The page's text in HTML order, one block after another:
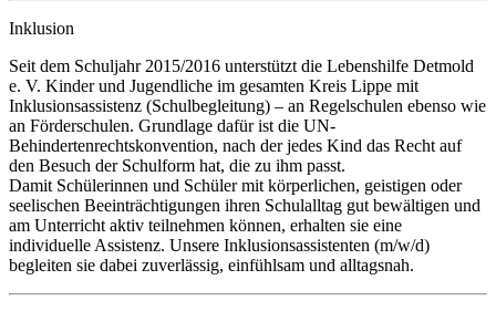
Inklusion
Seit dem Schuljahr 2015/2016 unterstützt die Lebenshilfe Detmold
e. V. Kinder und Jugendliche im gesamten Kreis Lippe mit
Inklusionsassistenz (Schulbegleitung) – an Regelschulen ebenso wie
an Förderschulen. Grundlage dafür ist die UN-
Behindertenrechtskonvention, nach der jedes Kind das Recht auf
den Besuch der Schulform hat, die zu ihm passt.
Damit Schülerinnen und Schüler mit körperlichen, geistigen oder
seelischen Beeinträchtigungen ihren Schulalltag gut bewältigen und
am Unterricht aktiv teilnehmen können, erhalten sie eine
individuelle Assistenz. Unsere Inklusionsassistenten (m/w/d)
begleiten sie dabei zuverlässig, einfühlsam und alltagsnah.